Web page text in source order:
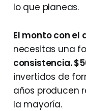
lo que planeas.
El monto con el
necesitas una
consistencia.
invertidos de
años producen
la mayoría.